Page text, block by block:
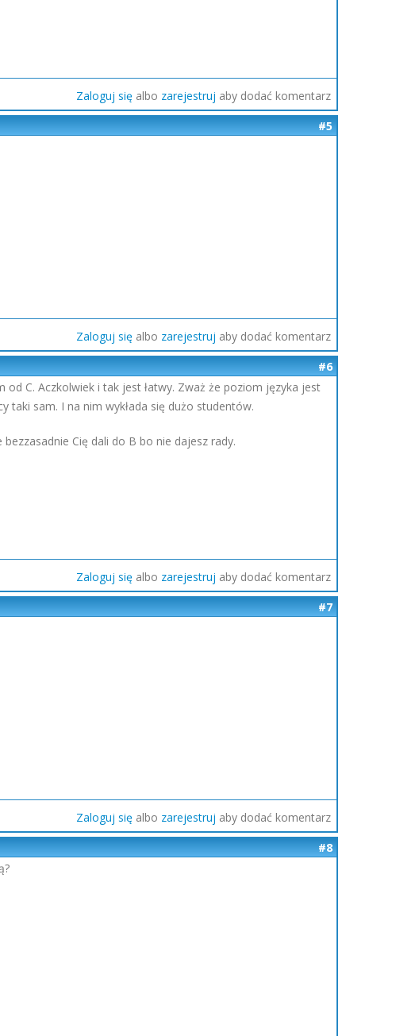
Zaloguj się albo zarejestruj aby dodać komentarz
#5
Zaloguj się albo zarejestruj aby dodać komentarz
#6
C. Aczkolwiek i tak jest łatwy. Zważ że poziom języka jest
taki sam. I na nim wykłada się dużo studentów.
Cię dali do B bo nie dajesz rady.
Zaloguj się albo zarejestruj aby dodać komentarz
#7
Zaloguj się albo zarejestruj aby dodać komentarz
#8